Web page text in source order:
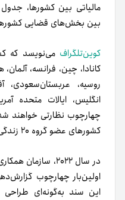
مالیاتی بین کشورها،
بین بخش‌های قضایی
کوین‌تلگراف می‌نویسد که
کانادا، چین، فرانسه، آلمان،
روسیه، عربستان‌سعودی،
انگلیس، ایالات متحده
چهارچوب نظارتی خواهند
کشورهای عضو گروه ۲۰ زندگی می‌کنند.
این سند به‌گونه‌ای